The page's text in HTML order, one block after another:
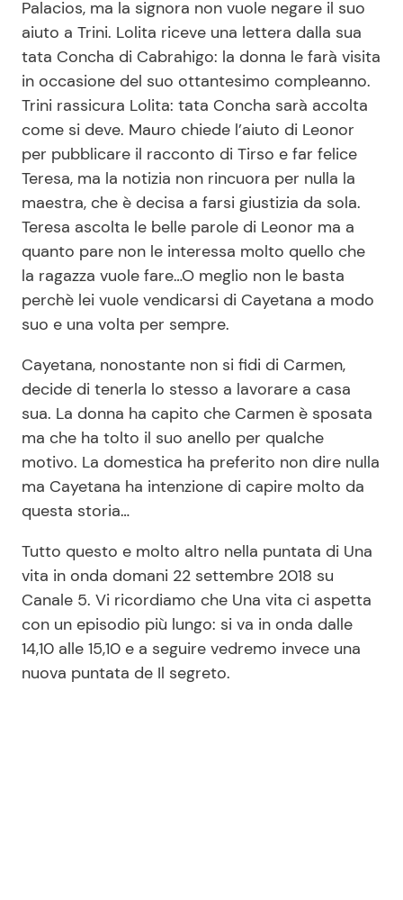
Pubblicità
Privacy Policy
Palacios, ma la signora non vuole negare il suo
aiuto a Trini. Lolita riceve una lettera dalla sua
tata Concha di Cabrahigo: la donna le farà visita
in occasione del suo ottantesimo compleanno.
Trini rassicura Lolita: tata Concha sarà accolta
come si deve. Mauro chiede l’aiuto di Leonor
per pubblicare il racconto di Tirso e far felice
Teresa, ma la notizia non rincuora per nulla la
maestra, che è decisa a farsi giustizia da sola.
Teresa ascolta le belle parole di Leonor ma a
quanto pare non le interessa molto quello che
la ragazza vuole fare…O meglio non le basta
perchè lei vuole vendicarsi di Cayetana a modo
suo e una volta per sempre.
Cayetana, nonostante non si fidi di Carmen,
decide di tenerla lo stesso a lavorare a casa
sua. La donna ha capito che Carmen è sposata
ma che ha tolto il suo anello per qualche
motivo. La domestica ha preferito non dire nulla
ma Cayetana ha intenzione di capire molto da
questa storia…
Tutto questo e molto altro nella puntata di Una
vita in onda domani 22 settembre 2018 su
Canale 5. Vi ricordiamo che Una vita ci aspetta
con un episodio più lungo: si va in onda dalle
14,10 alle 15,10 e a seguire vedremo invece una
nuova puntata de Il segreto.